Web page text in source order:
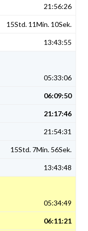
21:56:26
15Std. 11Min. 10Sek.
13:43:55
05:33:06
06:09:50
21:17:46
21:54:31
15Std. 7Min. 56Sek.
13:43:48
05:34:49
06:11:21